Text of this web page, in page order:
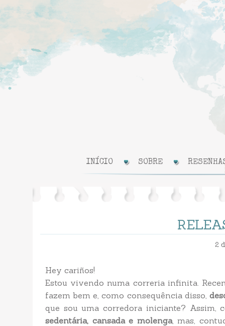
INÍCIO SOBRE
2
Hey cariños!
Estou vivendo numa correria infinita.
fazem bem e, como consequência disso,
que sou uma corredora iniciante? Assim,
sedentária, cansada e molenga, mas,